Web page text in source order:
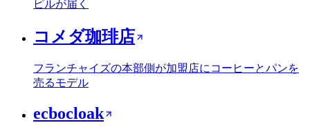
ピルが届く
コメダ珈琲店
フランチャイズの本部側が加盟店にコーヒーとパンを
売るモデル
ecbocloak